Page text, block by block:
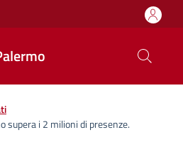
supera i 2 milioni di presenze.